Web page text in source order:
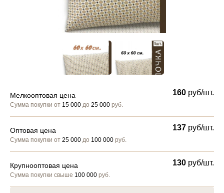
Мелкооптовая цена
Сумма покупки от 15 000 до 25 000 руб.
160 руб/шт.
Оптовая цена
Сумма покупки от 25 000 до 100 000 руб.
137 руб/шт.
Крупнооптовая цена
Сумма покупки свыше 100 000 руб.
130 руб/шт.